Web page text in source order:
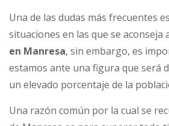
Una de las dudas más frecuentes
situaciones en las que se aconseja
en Manresa, sin embargo, es
estamos ante una figura que será
un elevado porcentaje de la
Una razón común por la cual se